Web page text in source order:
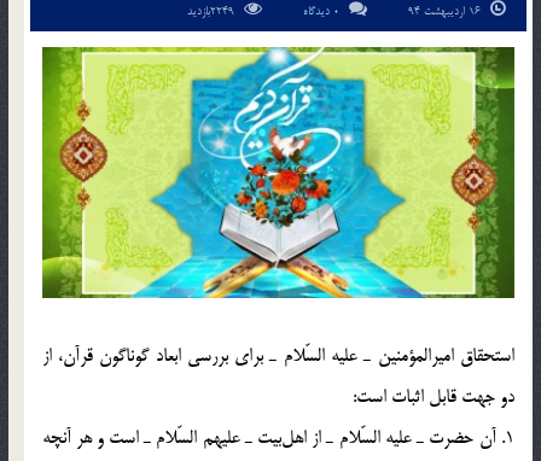
0 دیدگاه
استحقاق اميرالمؤمنين ـ عليه السّلام ـ براي بررسي ابعاد گوناگون قرآن، از
دو جهت قابل اثبات است:
1. آن حضرت ـ عليه السّلام ـ از اهل‎بيت ـ عليهم السّلام ـ است و هر آنچه